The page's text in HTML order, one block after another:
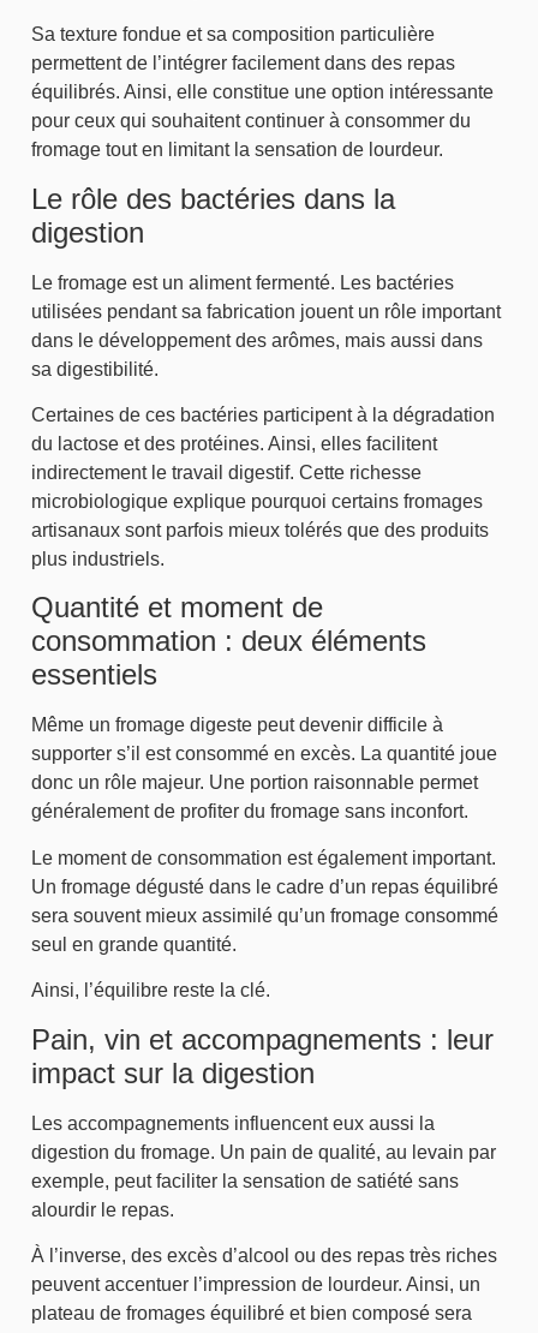
Sa texture fondue et sa composition particulière
permettent de l’intégrer facilement dans des repas
équilibrés. Ainsi, elle constitue une option intéressante
pour ceux qui souhaitent continuer à consommer du
fromage tout en limitant la sensation de lourdeur.
Le rôle des bactéries dans la
digestion
Le fromage est un aliment fermenté. Les bactéries
utilisées pendant sa fabrication jouent un rôle important
dans le développement des arômes, mais aussi dans
sa digestibilité.
Certaines de ces bactéries participent à la dégradation
du lactose et des protéines. Ainsi, elles facilitent
indirectement le travail digestif. Cette richesse
microbiologique explique pourquoi certains fromages
artisanaux sont parfois mieux tolérés que des produits
plus industriels.
Quantité et moment de
consommation : deux éléments
essentiels
Même un fromage digeste peut devenir difficile à
supporter s’il est consommé en excès. La quantité joue
donc un rôle majeur. Une portion raisonnable permet
généralement de profiter du fromage sans inconfort.
Le moment de consommation est également important.
Un fromage dégusté dans le cadre d’un repas équilibré
sera souvent mieux assimilé qu’un fromage consommé
seul en grande quantité.
Ainsi, l’équilibre reste la clé.
Pain, vin et accompagnements : leur
impact sur la digestion
Les accompagnements influencent eux aussi la
digestion du fromage. Un pain de qualité, au levain par
exemple, peut faciliter la sensation de satiété sans
alourdir le repas.
À l’inverse, des excès d’alcool ou des repas très riches
peuvent accentuer l’impression de lourdeur. Ainsi, un
plateau de fromages équilibré et bien composé sera